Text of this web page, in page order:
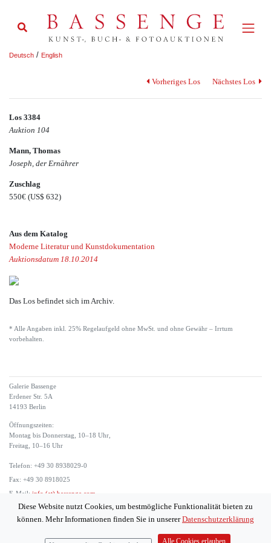
Deutsch / English
Vorheriges Los Nächstes Los
Los 3384
Auktion 104
Mann, Thomas
Joseph, der Ernährer
Zuschlag
550€ (US$ 632)
Aus dem Katalog
Moderne Literatur und Kunstdokumentation
Auktionsdatum 18.10.2014
Das Los befindet sich im Archiv.
* Alle Angaben inkl. 25% Regelaufgeld ohne MwSt. und ohne Gewähr – Irrtum
vorbehalten.
Galerie Bassenge
Erdener Str. 5A
14193 Berlin
Öffnungszeiten:
Montag bis Donnerstag, 10–18 Uhr,
Freitag, 10–16 Uhr
Telefon: +49 30 8938029-0
Fax: +49 30 8918025
E-Mail: info (at) bassenge.com
Diese Website nutzt Cookies, um bestmögliche Funktionalität bieten zu
können. Mehr Informationen finden Sie in unsererDatenschutzerklärung